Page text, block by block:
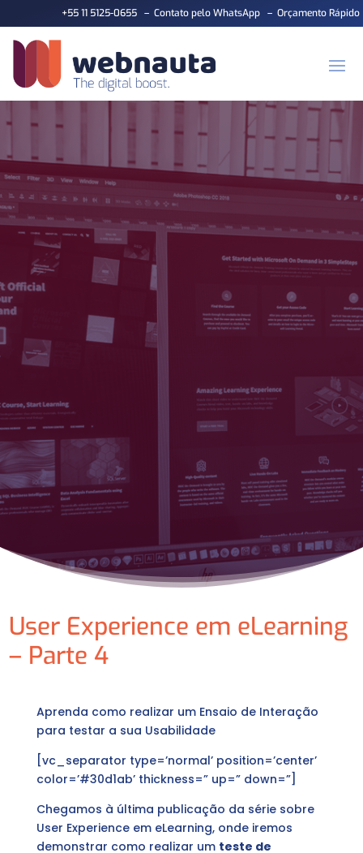
+55 11 5125-0655– Contato pelo WhatsApp– Orçamento Rápido
User Experience em eLearning
– Parte 4
Aprenda como realizar um Ensaio de Interação
para testar a sua Usabilidade
[vc_separator type=’normal’ position=’center’
color=’#30d1ab’ thickness=” up=” down=”]
Chegamos à última publicação da série sobre
User Experience em eLearning, onde iremos
demonstrar como realizar um teste de